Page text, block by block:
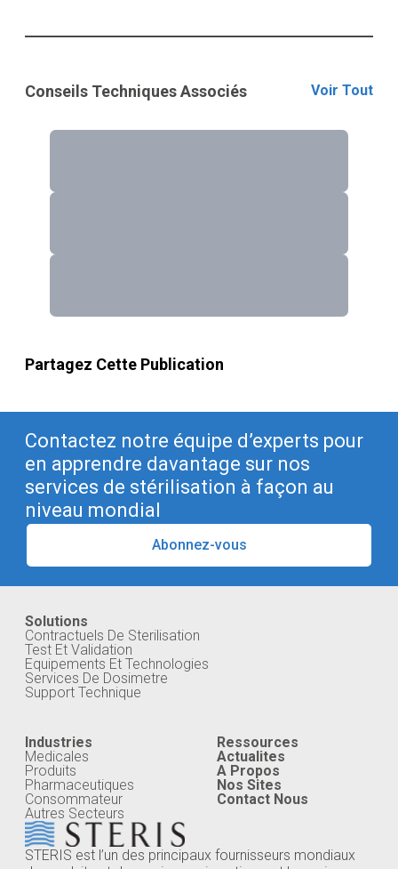
Conseils Techniques Associés Voir Tout
Partagez Cette Publication
Contactez notre équipe d’experts pour
en apprendre davantage sur nos
services de stérilisation à façon au
niveau mondial
Abonnez-vous
STERIS est l’un des principaux fournisseurs mondiaux
Solutions
Contractuels De Sterilisation
Test Et Validation
Equipements Et Technologies
Services De Dosimetre
Support Technique
Industries
Medicales
Produits
Pharmaceutiques
Consommateur
Autres Secteurs
Ressources
Actualites
A Propos
Nos Sites
Contact Nous